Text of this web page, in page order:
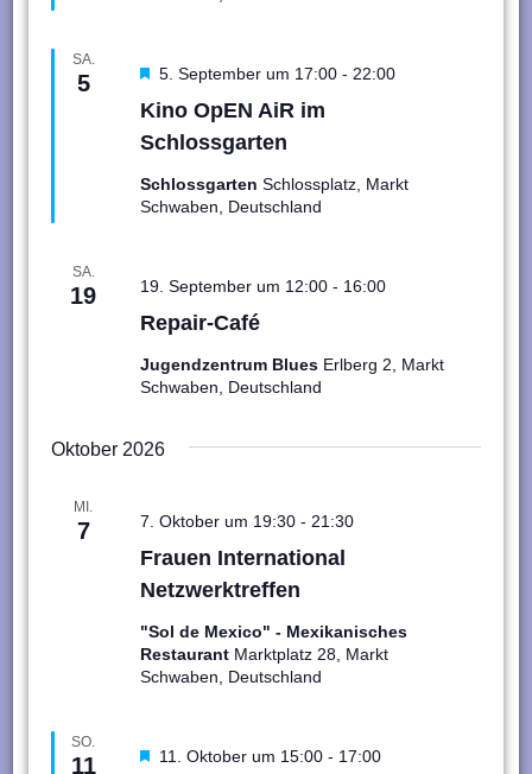
SA.
5
Kino OpEN AiR im
Schlossgarten
Hervorgehoben
5. September um 17:00 - 22:00
SchlossgartenSchlossplatz, Markt
Schwaben, Deutschland
SA.
19
Repair-Café
19. September um 12:00 - 16:00
Jugendzentrum Blues Erlberg 2, Markt
Schwaben, Deutschland
Oktober 2026
MI.
7
Frauen International
Netzwerktreffen
7. Oktober um 19:30 - 21:30
"Sol de Mexico" - Mexikanisches
Restaurant Marktplatz 28, Markt
Schwaben, Deutschland
SO.
11 Hervorgehoben
11. Oktober um 15:00 - 17:00